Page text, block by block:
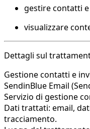
gestire contatti
visualizzare
Dettagli sul
Gestione contatti e
SendinBlue Email
Servizio di gestione
Dati trattati: email,
tracciamento.